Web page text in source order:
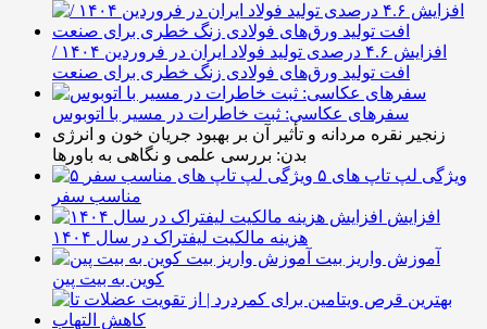
افزایش ۴.۶ درصدی تولید فولاد ایران در فروردین ۱۴۰۴ /
افت تولید ورق‌های فولادی زنگ خطری برای صنعت
سفرهای عکاسی: ثبت خاطرات در مسیر با اتوبوس
زنجیر نقره مردانه و تأثیر آن بر بهبود جریان خون و انرژی
بدن: بررسی علمی و نگاهی به باورها
۵ ویژگی لپ تاپ های
مناسب سفر
افزایش
هزینه مالکیت لیفتراک در سال ۱۴۰۴
آموزش واریز بیت
کوین به بیت پین